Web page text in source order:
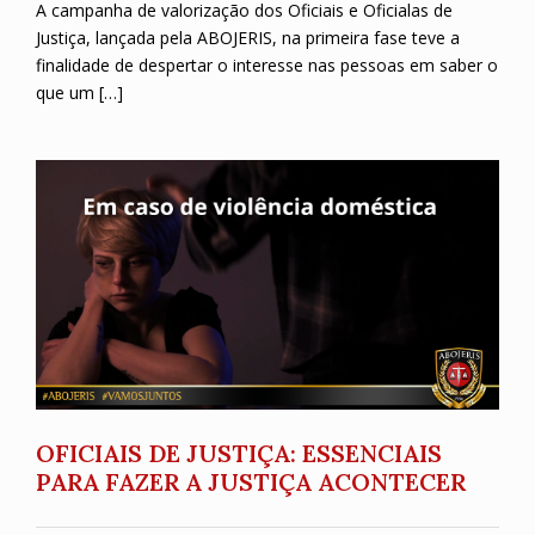
A campanha de valorização dos Oficiais e Oficialas de
Justiça, lançada pela ABOJERIS, na primeira fase teve a
finalidade de despertar o interesse nas pessoas em saber o
que um […]
OFICIAIS DE JUSTIÇA: ESSENCIAIS
PARA FAZER A JUSTIÇA ACONTECER